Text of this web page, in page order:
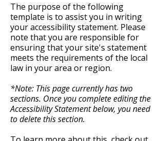
The purpose of the following
template is to assist you in writing
your accessibility statement. Please
note that you are responsible for
ensuring that your site's statement
meets the requirements of the local
law in your area or region.
*Note: This page currently has two
sections. Once you complete editing the
Accessibility Statement below, you need
to delete this section.